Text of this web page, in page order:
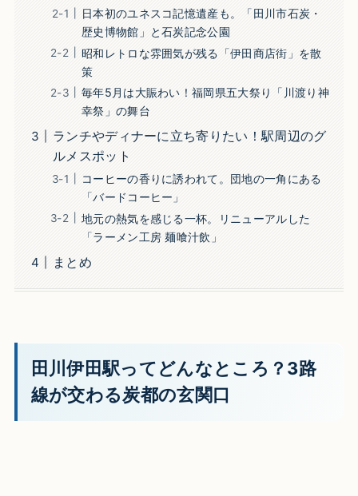
日本初のユネスコ記憶遺産も。「田川市石炭・
歴史博物館」と石炭記念公園
昭和レトロな雰囲気が残る「伊田商店街」を散
策
毎年5月は大賑わい！福岡県五大祭り「川渡り神
幸祭」の舞台
ランチやディナーに立ち寄りたい！駅周辺のグ
ルメスポット
コーヒーの香りに誘われて。団地の一角にある
「バードコーヒー」
地元の熱気を感じる一杯。リニューアルした
「ラーメン工房 麺喰汁飲」
まとめ
田川伊田駅ってどんなところ？3路
線が交わる炭都の玄関口